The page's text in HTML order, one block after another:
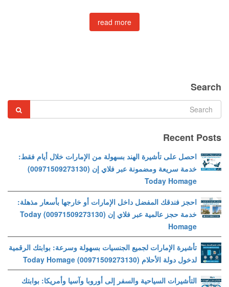
read more
Search
Recent Posts
احصل على تأشيرة الهند بسهولة من الإمارات خلال أيام فقط:
خدمة سريعة ومضمونة عبر فلاي إن (00971509273130)
Today Homage
احجز فندقك المفضل داخل الإمارات أو خارجها بأسعار مذهلة:
خدمة حجز عالمية عبر فلاي إن (00971509273130) Today
Homage
تأشيرة الإمارات لجميع الجنسيات بسهولة وسرعة: بوابتك الرقمية
لدخول دولة الأحلام (00971509273130) Today Homage
التأشيرات السياحية والسفر إلى أوروبا وآسيا وأمريكا: بوابتك